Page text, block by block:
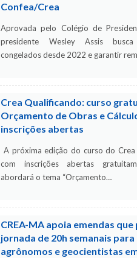
Confea/Crea
Aprovada pelo Colégio de
presidente Wesley Assis
congelados desde 2022 e garantir
Crea Qualificando: curso
Orçamento de Obras e
inscrições abertas
A próxima edição do curso do
com inscrições abertas
abordará o tema “Orçamento…
CREA-MA apoia emendas
jornada de 20h semanais
agrônomos e geocientistas